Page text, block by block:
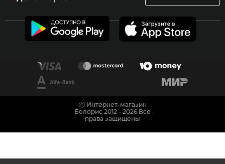
Ⓒ Интернет-магазин
Белорис 2012 - 2026 Все
права защищены